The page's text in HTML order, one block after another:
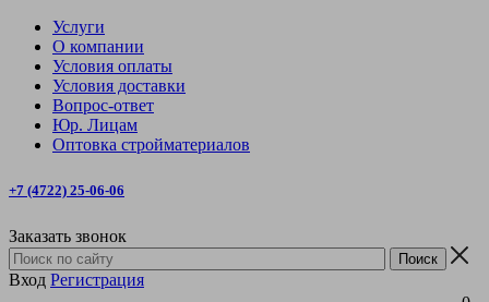
Услуги
О компании
Условия оплаты
Условия доставки
Вопрос-ответ
Юр. Лицам
Оптовка стройматериалов
+7 (4722) 25-06-06
Заказать звонок
Вход Регистрация